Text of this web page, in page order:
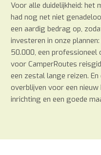
Voor alle duidelijkheid: het
had nog net niet
een aardig bedrag op,
investeren in onze
50.000, een
voor CamperRoutes
een zestal lange reizen.
overblijven voor een
inrichting en een goede